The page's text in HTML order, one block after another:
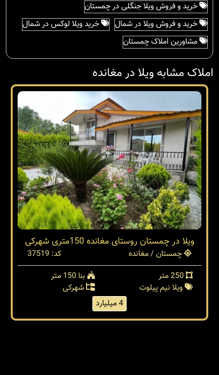
خرید و فروش ویلا جنگلی در چمستان
خرید و فروش ویلا در شمال
خرید ویلا لوکس در شمال
مشاورین املاک چمستان
املاک مشابه ویلا در مغانده
ویلا در چمستان روستای مغانده 150متری شهرکی
چمستان / مغانده
کد: 37519
بنا 150 متر
ویلا نیم پیلوت
شهرکی
4 میلیارد